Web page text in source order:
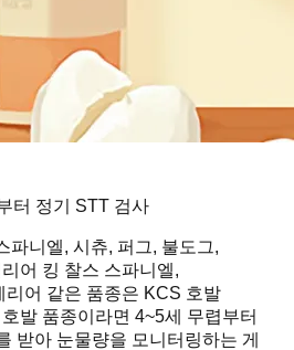
터 정기 STT 검사
파니엘, 시츄, 퍼그, 불도그,
어 킹 찰스 스파니엘,
어 같은 품종은 KCS 호발
발 품종이라면 4~5세 무렵부터
받아 눈물량을 모니터링하는 게